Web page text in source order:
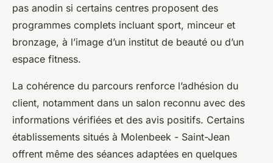
pas anodin si certains centres proposent des
programmes complets incluant sport, minceur et
bronzage, à l’image d’un institut de beauté ou d’un
espace fitness.
La cohérence du parcours renforce l’adhésion du
client, notamment dans un salon reconnu avec des
informations vérifiées et des avis positifs. Certains
établissements situés à Molenbeek - Saint-Jean
offrent même des séances adaptées en quelques